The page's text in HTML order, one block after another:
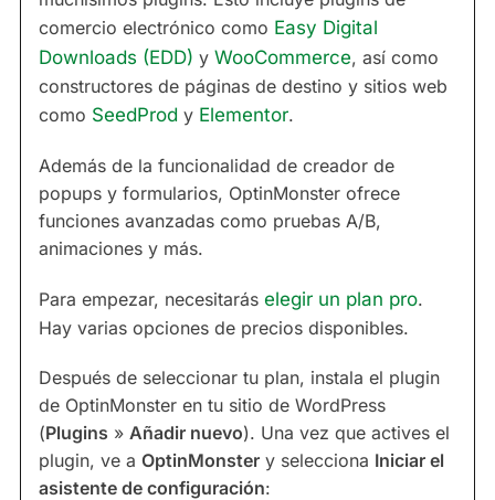
comercio electrónico como Easy Digital
Downloads (EDD) y WooCommerce, así como
constructores de páginas de destino y sitios web
como SeedProd y Elementor.
Además de la funcionalidad de creador de
popups y formularios, OptinMonster ofrece
funciones avanzadas como pruebas A/B,
animaciones y más.
Para empezar, necesitarás elegir un plan pro.
Hay varias opciones de precios disponibles.
Después de seleccionar tu plan, instala el plugin
de OptinMonster en tu sitio de WordPress
(Plugins » Añadir nuevo). Una vez que actives el
plugin, ve a OptinMonster y selecciona Iniciar el
asistente de configuración: